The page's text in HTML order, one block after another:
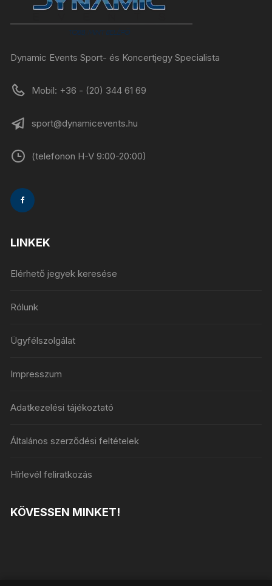
Dynamic Events Sport- és Koncertjegy Specialista
Mobil: +36 - (20) 344 61 69
sport@dynamicevents.hu
(telefonon H-V 9:00-20:00)
LINKEK
Elérhető jegyek keresése
Rólunk
Ügyfélszolgálat
Impresszum
Adatkezelési tájékoztató
Általános szerződési feltételek
Hírlevél feliratkozás
KÖVESSEN MINKET!